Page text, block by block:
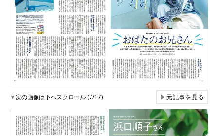
▼次の画像は下へスクロール (7/17) ▶元記事を見る